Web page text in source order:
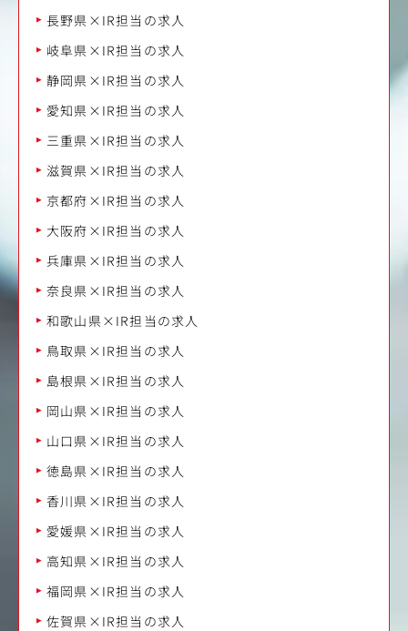
長野県×IR担当の求人
岐阜県×IR担当の求人
静岡県×IR担当の求人
愛知県×IR担当の求人
三重県×IR担当の求人
滋賀県×IR担当の求人
京都府×IR担当の求人
大阪府×IR担当の求人
兵庫県×IR担当の求人
奈良県×IR担当の求人
和歌山県×IR担当の求人
鳥取県×IR担当の求人
島根県×IR担当の求人
岡山県×IR担当の求人
山口県×IR担当の求人
徳島県×IR担当の求人
香川県×IR担当の求人
愛媛県×IR担当の求人
高知県×IR担当の求人
福岡県×IR担当の求人
佐賀県×IR担当の求人